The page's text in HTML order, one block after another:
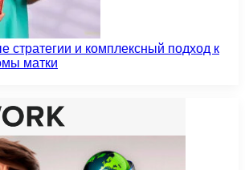
стратегии и комплексный подход к
матки